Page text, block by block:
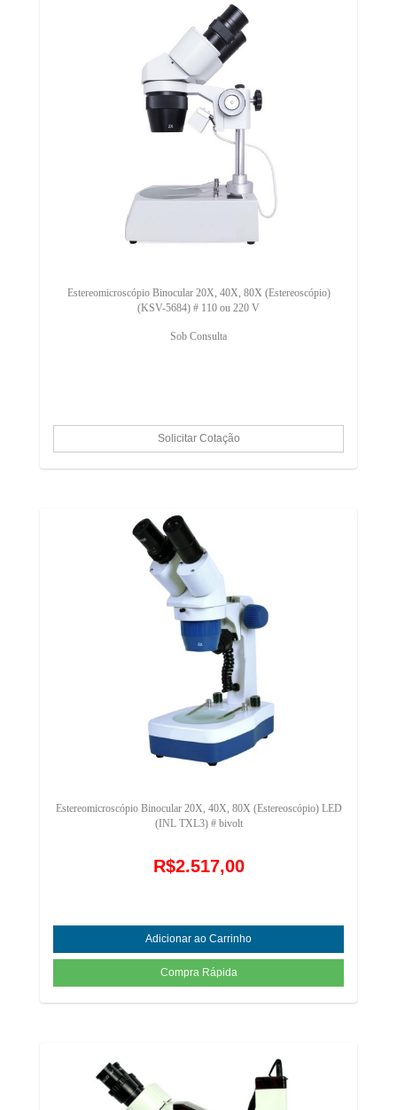
Estereomicroscópio Binocular 20X, 40X, 80X (Estereoscópio)
(KSV-5684) # 110 ou 220 V
Sob Consulta
Estereomicroscópio Binocular 20X, 40X, 80X (Estereoscópio) LED
(INL TXL3) # bivolt
R$2.517,00